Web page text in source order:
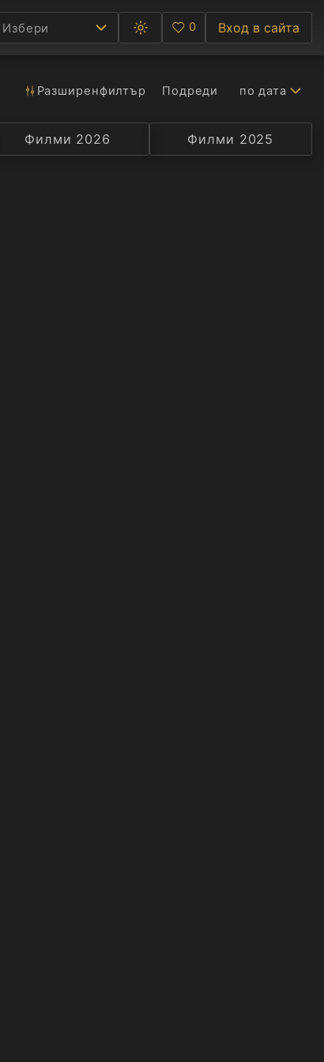
Избери
Превключване
между
светла
Любими
0 Вход в сайта
Разширенфилтър Подреди по дата
Селекция Превод Актьор
Филми 2026 Филми 2025